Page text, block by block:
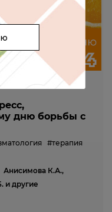
дню борьбы с
#терапия
Анисимова К.А.,
и другие